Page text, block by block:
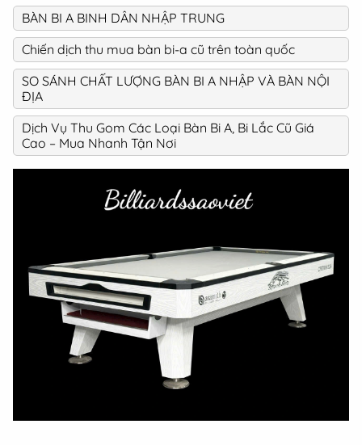
BÀN BI A BINH DÂN NHẬP TRUNG
Chiến dịch thu mua bàn bi-a cũ trên toàn quốc
SO SÁNH CHẤT LƯỢNG BÀN BI A NHẬP VÀ BÀN NỘI
ĐỊA
Dịch Vụ Thu Gom Các Loại Bàn Bi A, Bi Lắc Cũ Giá
Cao – Mua Nhanh Tận Nơi